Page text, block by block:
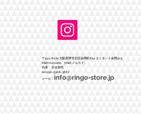
〒591-8022 大阪府堺市北区金岡町819 エミネント金岡303
K&R mercado （K&Rメルカド）
​代表 石水浩司
tel:050-5308-3867
​メール： info@ringo-store.jp